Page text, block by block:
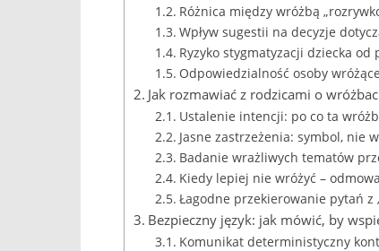
Różnica między wróżbą
Wpływ sugestii na decyzje
Ryzyko stygmatyzacji dziecka od
Odpowiedzialność osoby
Jak rozmawiać z rodzicami o
Ustalenie intencji: po co ta
Jasne zastrzeżenia: symbol, nie
Badanie wrażliwych tematów
Kiedy lepiej nie wróżyć –
Łagodne przekierowanie pytań z
Bezpieczny język: jak mówić, by
Komunikat deterministyczny